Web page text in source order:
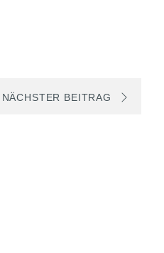
NÄCHSTER BEITRAG